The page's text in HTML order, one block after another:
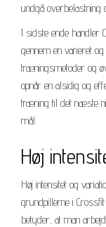
undgå overbelastning
I sidste ende handler
gennem en varieret
træningsmetoder og
opnår en alsidig og
træning til det næste
mål.
Høj
Høj intensitet og
grundpillerne i
betyder, at man